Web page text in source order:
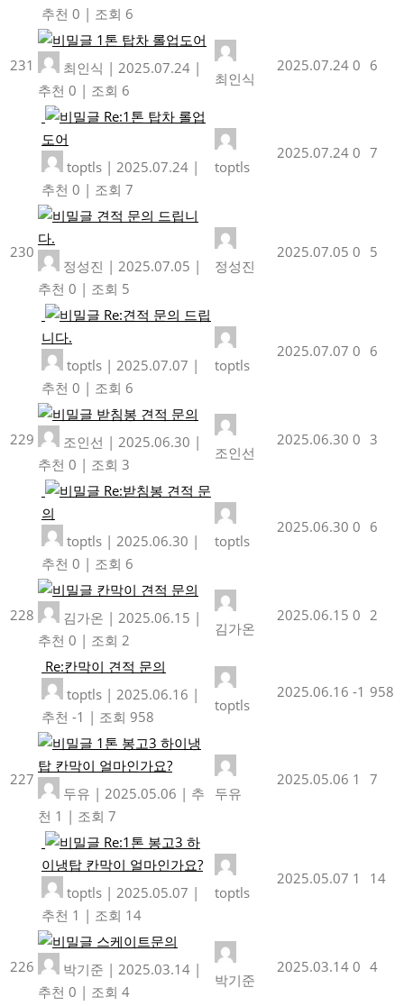
추천 0 | 조회 6
231
1톤 탑차 롤업도어
최인식 | 2025.07.24 |
추천 0 | 조회 6
최인식
2025.07.24 0 6
Re:1톤 탑차 롤업
도어
toptls | 2025.07.24 |
추천 0 | 조회 7
toptls
2025.07.24 0 7
230
견적 문의 드립니
다.
정성진 | 2025.07.05 |
추천 0 | 조회 5
정성진
2025.07.05 0 5
Re:견적 문의 드립
니다.
toptls | 2025.07.07 |
추천 0 | 조회 6
toptls
2025.07.07 0 6
229
받침봉 견적 문의
조인선 | 2025.06.30 |
추천 0 | 조회 3
조인선
2025.06.30 0 3
Re:받침봉 견적 문
의
toptls | 2025.06.30 |
추천 0 | 조회 6
toptls
2025.06.30 0 6
228
칸막이 견적 문의
김가온 | 2025.06.15 |
추천 0 | 조회 2
김가온
2025.06.15 0 2
Re:칸막이 견적 문의
toptls | 2025.06.16 |
추천 -1 | 조회 958
toptls
2025.06.16 -1 958
227
1톤 봉고3 하이냉
탑 칸막이 얼마인가요?
두유 | 2025.05.06 | 추
천 1 | 조회 7
두유
2025.05.06 1 7
Re:1톤 봉고3 하
이냉탑 칸막이 얼마인가요?
toptls | 2025.05.07 |
추천 1 | 조회 14
toptls
2025.05.07 1 14
226
스케이트문의
박기준 | 2025.03.14 |
추천 0 | 조회 4
박기준
2025.03.14 0 4